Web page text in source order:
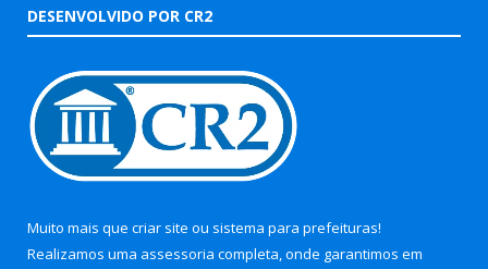
DESENVOLVIDO POR CR2
Muito mais que criar site ou sistema para prefeituras!
Realizamos uma assessoria completa, onde garantimos em